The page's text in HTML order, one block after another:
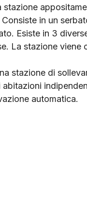
stazione
in un
Esiste in 3
La stazione viene
stazione di
automatica.